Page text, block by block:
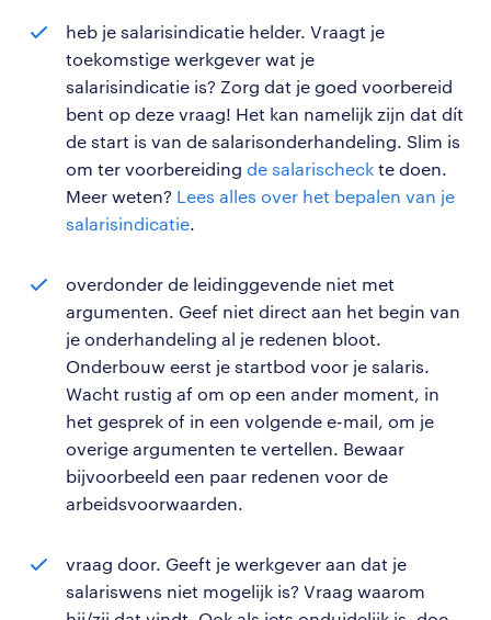
heb je salarisindicatie helder. Vraagt je
toekomstige werkgever wat je
salarisindicatie is? Zorg dat je goed voorbereid
bent op deze vraag! Het kan namelijk zijn dat dít
de start is van de salarisonderhandeling. Slim is
om ter voorbereiding de salarischeck te doen.
Meer weten? Lees alles over het bepalen van je
salarisindicatie
overdonder de leidinggevende niet met
argumenten. Geef niet direct aan het begin van
je onderhandeling al je redenen bloot.
Onderbouw eerst je startbod voor je salaris.
Wacht rustig af om op een ander moment, in
het gesprek of in een volgende e-mail, om je
overige argumenten te vertellen. Bewaar
bijvoorbeeld een paar redenen voor de
arbeidsvoorwaarden.
vraag door. Geeft je werkgever aan dat je
salariswens niet mogelijk is? Vraag waarom